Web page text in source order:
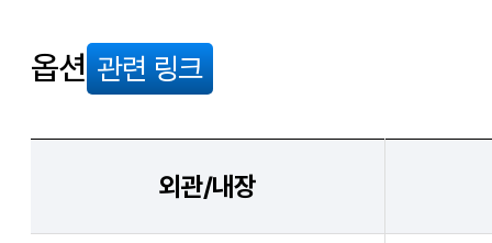
옵션 관련 링크
외관/내장